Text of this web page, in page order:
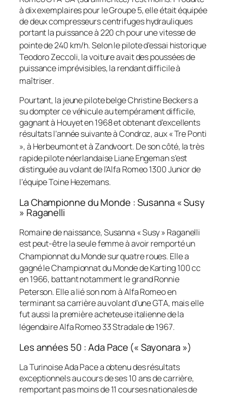
à dix exemplaires pour le Groupe 5, elle était équipée
de deux compresseurs centrifuges hydrauliques
portant la puissance à 220 ch pour une vitesse de
pointe de 240 km/h. Selon le pilote d’essai historique
Teodoro Zeccoli, la voiture avait des poussées de
puissance imprévisibles, la rendant difficile à
maîtriser.
Pourtant, la jeune pilote belge Christine Beckers a
su dompter ce véhicule au tempérament difficile,
gagnant à Houyet en 1968 et obtenant d’excellents
résultats l’année suivante à Condroz, aux « Tre Ponti
», à Herbeumont et à Zandvoort. De son côté, la très
rapide pilote néerlandaise Liane Engeman s’est
distinguée au volant de l’Alfa Romeo 1300 Junior de
l’équipe Toine Hezemans.
La Championne du Monde : Susanna « Susy
» Raganelli
Romaine de naissance, Susanna « Susy » Raganelli
est peut-être la seule femme à avoir remporté un
Championnat du Monde sur quatre roues. Elle a
gagné le Championnat du Monde de Karting 100 cc
en 1966, battant notamment le grand Ronnie
Peterson. Elle a lié son nom à Alfa Romeo en
terminant sa carrière au volant d’une GTA, mais elle
fut aussi la première acheteuse italienne de la
légendaire Alfa Romeo 33 Stradale de 1967.
Les années 50 : Ada Pace (« Sayonara »)
La Turinoise Ada Pace a obtenu des résultats
exceptionnels au cours de ses 10 ans de carrière,
remportant pas moins de 11 courses nationales de